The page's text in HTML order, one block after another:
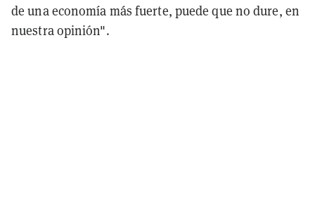
de una economía más fuerte, puede que no dure, en
nuestra opinión".